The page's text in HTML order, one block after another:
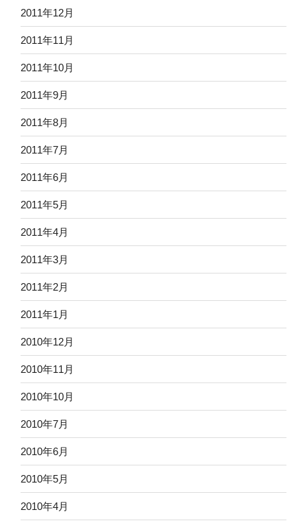
2011年12月
2011年11月
2011年10月
2011年9月
2011年8月
2011年7月
2011年6月
2011年5月
2011年4月
2011年3月
2011年2月
2011年1月
2010年12月
2010年11月
2010年10月
2010年7月
2010年6月
2010年5月
2010年4月